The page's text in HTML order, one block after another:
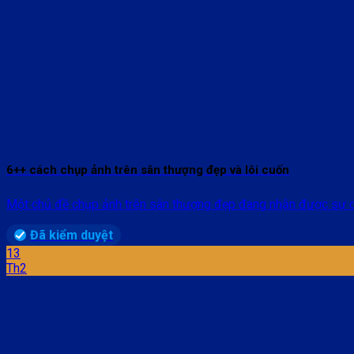
6++ cách chụp ảnh trên sân thượng đẹp và lôi cuốn
Một chủ đề chụp ảnh trên sân thượng đẹp đang nhận được sự
Đã kiểm duyệt
13
Th2